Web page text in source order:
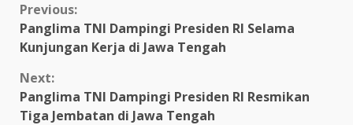
Continue
Reading
Previous:
Panglima TNI Dampingi Presiden RI Selama
Kunjungan Kerja di Jawa Tengah
Next:
Panglima TNI Dampingi Presiden RI Resmikan
Tiga Jembatan di Jawa Tengah